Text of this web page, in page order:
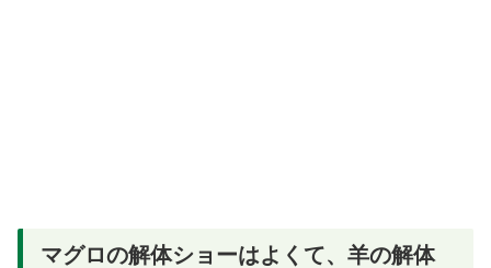
マグロの解体ショーはよくて、羊の解体